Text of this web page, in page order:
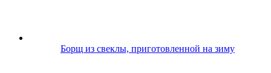
Борщ из свеклы, приготовленной на зиму